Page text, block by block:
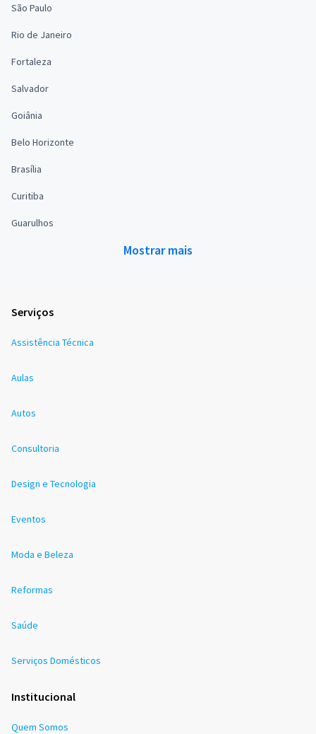
São Paulo
Rio de Janeiro
Fortaleza
Salvador
Goiânia
Belo Horizonte
Brasília
Curitiba
Guarulhos
Mostrar mais
Serviços
Assistência Técnica
Aulas
Autos
Consultoria
Design e Tecnologia
Eventos
Moda e Beleza
Reformas
Saúde
Serviços Domésticos
Institucional
Quem Somos